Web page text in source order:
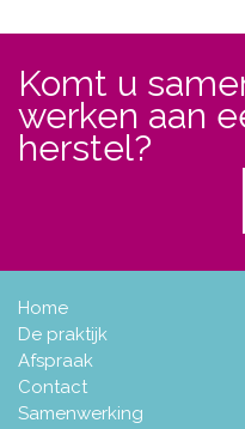
Komt u
werken aan
herstel?
Home
De praktijk
Afspraak
Contact
Samenwerking